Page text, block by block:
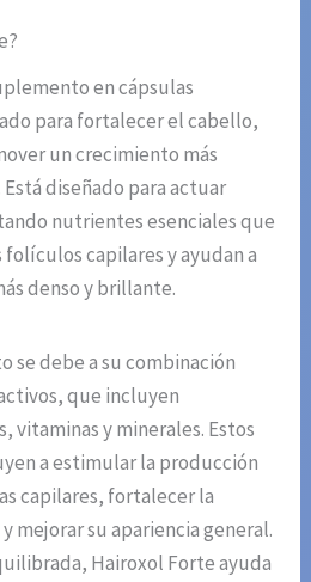
en cápsulas
para fortalecer el cabello,
un crecimiento más
diseñado para actuar
nutrientes esenciales que
capilares y ayudan a
denso y brillante.
se debe a su combinación
que incluyen
vitaminas y minerales. Estos
a estimular la producción
capilares, fortalecer la
mejorar su apariencia general.
Hairoxol Forte ayuda